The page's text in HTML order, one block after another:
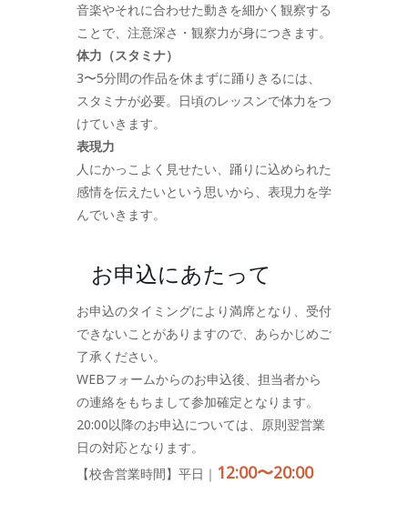
音楽やそれに合わせた動きを細かく観察する
ことで、注意深さ・観察力が身につきます。
体力（スタミナ）
3〜5分間の作品を休まずに踊りきるには、
スタミナが必要。日頃のレッスンで体力をつ
けていきます。
表現力
人にかっこよく見せたい、踊りに込められた
感情を伝えたいという思いから、表現力を学
んでいきます。
お申込にあたって
お申込のタイミングにより満席となり、受付
できないことがありますので、あらかじめご
了承ください。
WEBフォームからのお申込後、担当者から
の連絡をもちまして参加確定となります。
20:00以降のお申込については、原則翌営業
日の対応となります。
【校舎営業時間】平日｜ 12:00〜20:00